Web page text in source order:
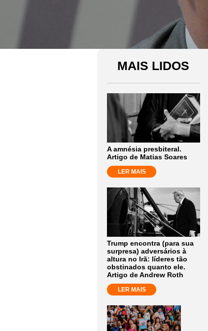
MAIS LIDOS
A amnésia presbiteral.
Artigo de Matias Soares
LER MAIS
Trump encontra (para sua
surpresa) adversários à
altura no Irã: líderes tão
obstinados quanto ele.
Artigo de Andrew Roth
LER MAIS